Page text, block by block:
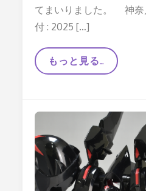
てまいりました。 神奈
付 : 2025 […]
【
#
展
2025
フ
レ
ッ
シ
ュ
な
もっと見る…